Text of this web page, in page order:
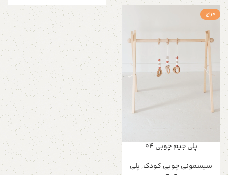
حراج
پلی جیم چوبی 04
سیسمونی چوبی کودک, پلی